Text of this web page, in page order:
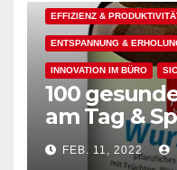
EFFIZIENZ &
ENTSPANNUNG &
INNOVATION IM BÜRO
100
am Tag &
gesunden
FEB. 11, 2022
ALLGEMEIN
BÜRO GADGETS FÜR
EFFIZIENZ &